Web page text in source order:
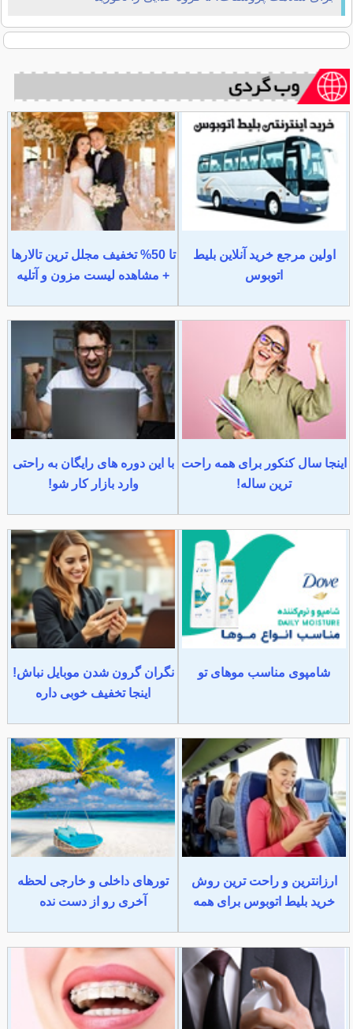
اولین مرجع خرید آنلاین بلیط
اتوبوس
تا 50% تخفیف مجلل ترین تالارها
+ مشاهده لیست مزون و آتلیه
اینجا سال کنکور برای همه راحت
ترین ساله!
با این دوره های رایگان به راحتی
وارد بازار کار شو!
شامپوی مناسب موهای تو
نگران گرون شدن موبایل نباش!
اینجا تخفیف خوبی داره
ارزانترین و راحت ترین روش
خرید بلیط اتوبوس برای همه
تورهای داخلی و خارجی لحظه
آخری رو از دست نده